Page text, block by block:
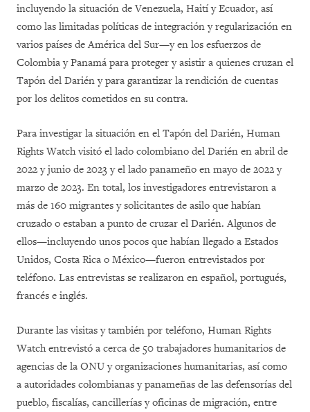
incluyendo la situación de Venezuela, Haití y Ecuador, así
como las limitadas políticas de integración y regularización en
varios países de América del Sur—y en los esfuerzos de
Colombia y Panamá para proteger y asistir a quienes cruzan el
Tapón del Darién y para garantizar la rendición de cuentas
por los delitos cometidos en su contra.
Para investigar la situación en el Tapón del Darién, Human
Rights Watch visitó el lado colombiano del Darién en abril de
2022 y junio de 2023 y el lado panameño en mayo de 2022 y
marzo de 2023. En total, los investigadores entrevistaron a
más de 160 migrantes y solicitantes de asilo que habían
cruzado o estaban a punto de cruzar el Darién. Algunos de
ellos—incluyendo unos pocos que habían llegado a Estados
Unidos, Costa Rica o México—fueron entrevistados por
teléfono. Las entrevistas se realizaron en español, portugués,
francés e inglés.
Durante las visitas y también por teléfono, Human Rights
Watch entrevistó a cerca de 50 trabajadores humanitarios de
agencias de la ONU y organizaciones humanitarias, así como
a autoridades colombianas y panameñas de las defensorías del
pueblo, fiscalías, cancillerías y oficinas de migración, entre